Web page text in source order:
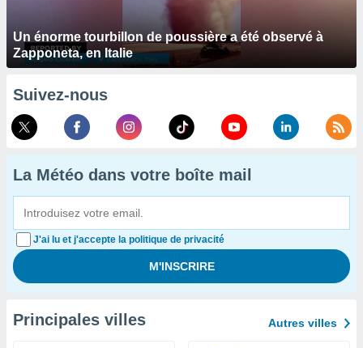
Un énorme tourbillon de poussière a été observé à
Zapponeta, en Italie
Suivez-nous
La Météo dans votre boîte mail
J'ai lu et j'accepte la politique de privacité
Principales villes Autres villes